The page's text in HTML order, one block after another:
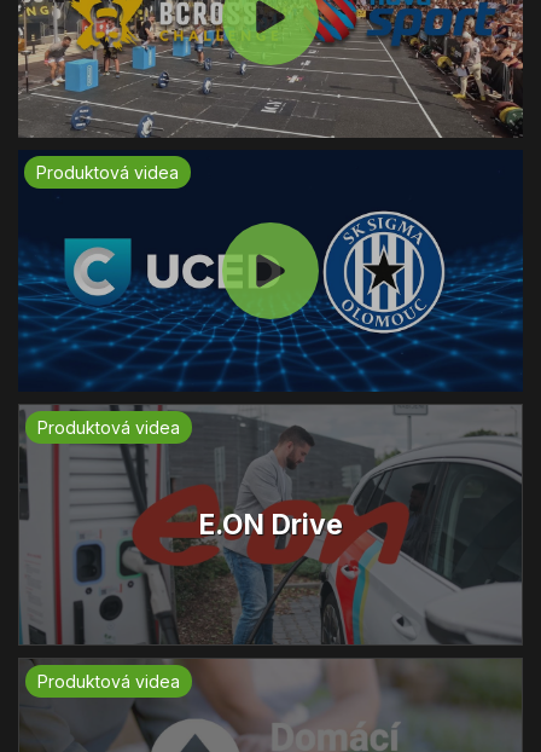
Produktová videa
Produktová videa
E.ON Drive
Produktová videa